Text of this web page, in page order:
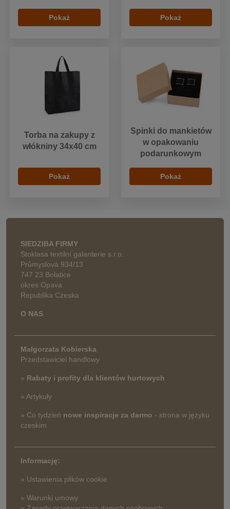
Pokaż Pokaż
Torba na zakupy z
włókniny 34x40 cm
Pokaż
Spinki do mankietów
w opakowaniu
podarunkowym
Pokaż
SIEDZIBA FIRMY
Stoklasa textilní galanterie s.r.o.
Průmyslová 934/13
747 23 Bolatice
okres Opava
Republika Czeska
O NAS
Małgorzata Kobierska
Przedstawiciel handlowy
» Rabaty i profity dla klientów hurtowych
» Artykuły
» Co tydzień nowe inspiracje za darmo - strona w języku
czeskim
Informację:
» Ustawienia plików cookie
» Warunki umowy